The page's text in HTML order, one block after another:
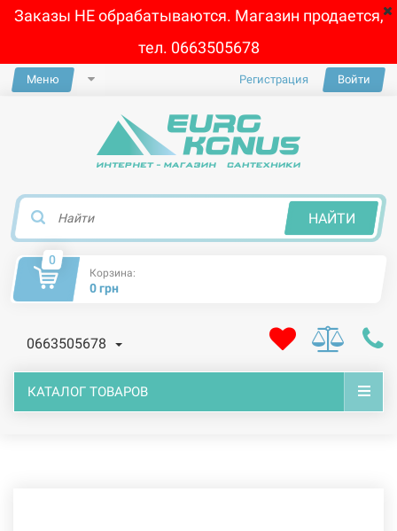
Заказы НЕ обрабатываются. Магазин продается,
тел. 0663505678
Меню Регистрация Войти
НАЙТИ
0
Корзина:
0 грн
0663505678
КАТАЛОГ ТОВАРОВ